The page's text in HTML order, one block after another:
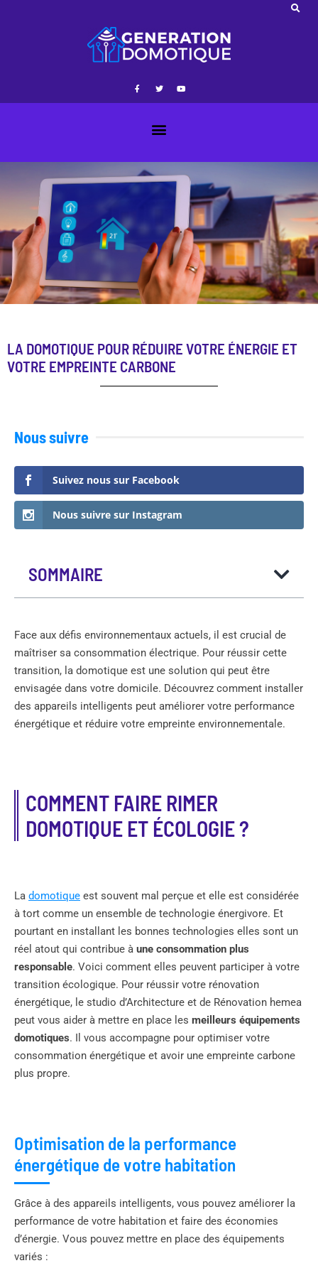
LA DOMOTIQUE POUR RÉDUIRE VOTRE ÉNERGIE ET
VOTRE EMPREINTE CARBONE
Nous suivre
Suivez nous sur Facebook
Nous suivre sur Instagram
SOMMAIRE
Face aux défis environnementaux actuels, il est crucial de
maîtriser sa consommation électrique. Pour réussir cette
transition, la domotique est une solution qui peut être
envisagée dans votre domicile. Découvrez comment installer
des appareils intelligents peut améliorer votre performance
énergétique et réduire votre empreinte environnementale.
COMMENT FAIRE RIMER
DOMOTIQUE ET ÉCOLOGIE ?
La domotique est souvent mal perçue et elle est considérée
à tort comme un ensemble de technologie énergivore. Et
pourtant en installant les bonnes technologies elles sont un
réel atout qui contribue à une consommation plus
responsable. Voici comment elles peuvent participer à votre
transition écologique. Pour réussir votre rénovation
énergétique, le studio d’Architecture et de Rénovation hemea
peut vous aider à mettre en place les meilleurs équipements
domotiques. Il vous accompagne pour optimiser votre
consommation énergétique et avoir une empreinte carbone
plus propre.
Optimisation de la performance
énergétique de votre habitation
Grâce à des appareils intelligents, vous pouvez améliorer la
performance de votre habitation et faire des économies
d’énergie. Vous pouvez mettre en place des équipements
variés :